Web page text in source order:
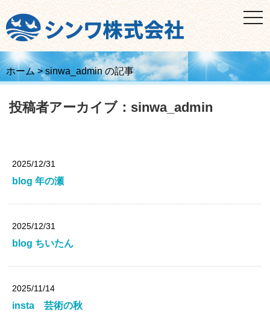
t
o
g
g
l
e
v
ホーム>sinwa_admin の記事
投稿者アーカイブ：sinwa_admin
2025/12/31
blog 年の瀬
2025/12/31
blog ちいたん
2025/11/14
insta 芸術の秋